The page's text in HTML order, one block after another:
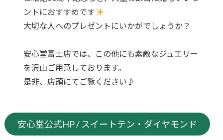
ントにおすすめです
大切な人へのプレゼントにいかがでしょうか？
安心堂富士店では、この他にも素敵なジュエリー
を沢山ご用意しております。
是非、店頭にてご覧ください♪
安心堂公式HP / スイートテン・ダイヤモンド